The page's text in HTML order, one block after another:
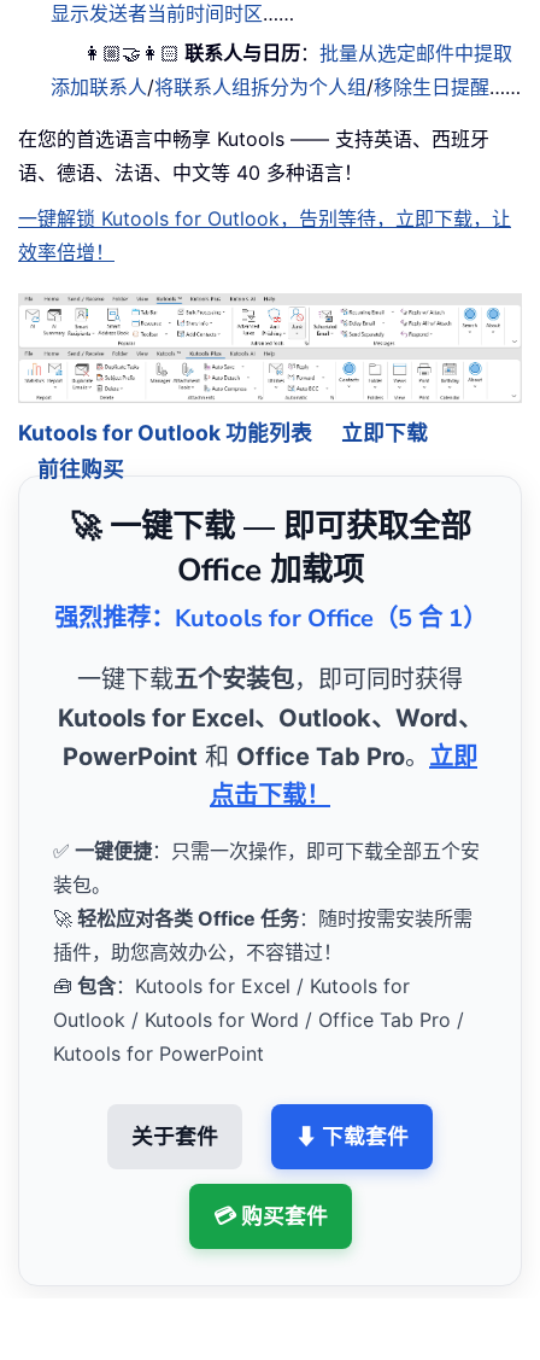
显示发送者当前时间时区……
👩🏼‍🤝‍👩🏻 联系人与日历：批量从选定邮件中提取
添加联系人/将联系人组拆分为个人组 /移除生日提醒……
在您的首选语言中畅享 Kutools —— 支持英语、西班牙
语、德语、法语、中文等 40 多种语言！
一键解锁 Kutools for Outlook，告别等待，立即下载，让
效率倍增！
Kutools for Outlook 功能列表
立即下载
前往购买
🚀 一键下载 — 即可获取全部
Office 加载项
强烈推荐：Kutools for Office（5 合 1）
一键下载五个安装包，即可同时获得
Kutools for Excel、Outlook、Word、
PowerPoint 和 Office Tab Pro。 立即
点击下载！
✅ 一键便捷：只需一次操作，即可下载全部五个安
装包。
🚀 轻松应对各类 Office 任务：随时按需安装所需
插件，助您高效办公，不容错过！
🧰 包含：Kutools for Excel / Kutools for
Outlook / Kutools for Word / Office Tab Pro /
Kutools for PowerPoint
关于套件 ⬇ 下载套件
💳 购买套件